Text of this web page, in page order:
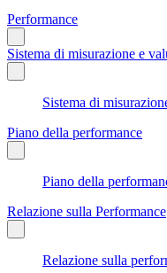
Performance
Sistema di misurazione e
Sistema di
Piano della performance
Piano della
Relazione sulla Performance
Relazione sulla